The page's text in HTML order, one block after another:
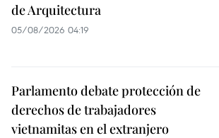
de Arquitectura
05/08/2026 04:19
Parlamento debate protección de
derechos de trabajadores
vietnamitas en el extranjero